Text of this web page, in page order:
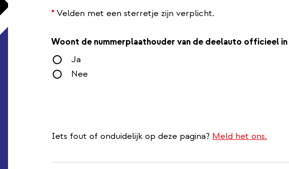
* Velden met een sterretje zijn verplicht.
Woont de nummerplaathouder van de deelauto officieel in
Ja
Nee
Iets fout of onduidelijk op deze pagina? Meld het ons.